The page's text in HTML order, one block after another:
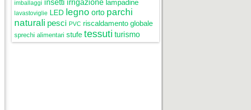
imballaggi insetti irrigazione lampadine
lavastoviglie LED legno orto parchi
naturali pesci PVC riscaldamento globale
sprechi alimentari stufe tessuti turismo